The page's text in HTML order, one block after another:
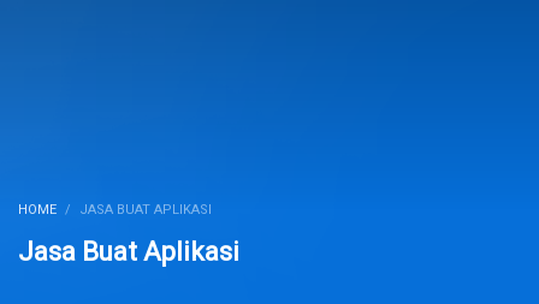
HOME JASA BUAT APLIKASI
Jasa Buat Aplikasi